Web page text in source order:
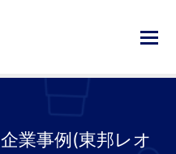
業事例(東邦レオ